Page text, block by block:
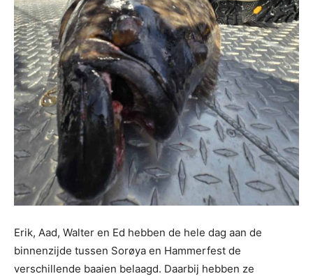
Erik, Aad, Walter en Ed hebben de hele dag aan de
binnenzijde tussen Sorøya en Hammerfest de
verschillende baaien belaagd. Daarbij hebben ze